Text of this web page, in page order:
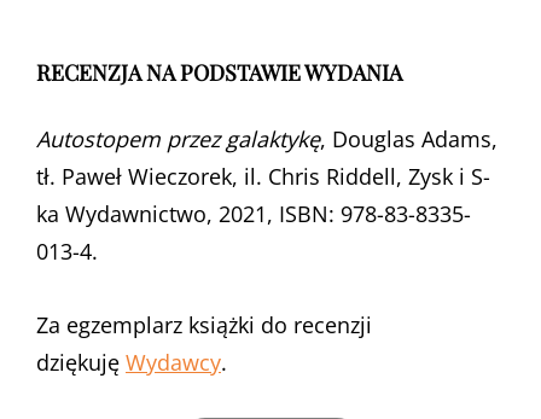
RECENZJA NA PODSTAWIE WYDANIA
Autostopem przez galaktykę, Douglas Adams,
tł. Paweł Wieczorek, il. Chris Riddell, Zysk i S-
ka Wydawnictwo, 2021, ISBN: 978-83-8335-
013-4.
Za egzemplarz książki do recenzji
dziękuję Wydawcy.